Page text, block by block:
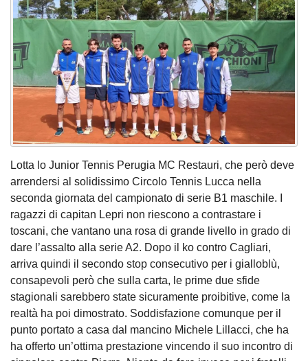
Lotta lo Junior Tennis Perugia MC Restauri, che però deve
arrendersi al solidissimo Circolo Tennis Lucca nella
seconda giornata del campionato di serie B1 maschile. I
ragazzi di capitan Lepri non riescono a contrastare i
toscani, che vantano una rosa di grande livello in grado di
dare l’assalto alla serie A2. Dopo il ko contro Cagliari,
arriva quindi il secondo stop consecutivo per i gialloblù,
consapevoli però che sulla carta, le prime due sfide
stagionali sarebbero state sicuramente proibitive, come la
realtà ha poi dimostrato. Soddisfazione comunque per il
punto portato a casa dal mancino Michele Lillacci, che ha
ha offerto un’ottima prestazione vincendo il suo incontro di